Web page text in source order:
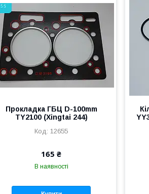
Прокладка ГБЦ D-100mm
TY2100 (Xingtai 244)
12655
165 ₴
В наявності